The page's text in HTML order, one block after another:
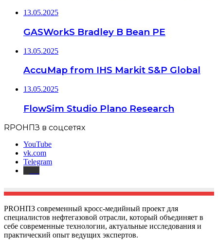
13.05.2025
GASWorkS Bradley B Bean PE
13.05.2025
AccuMap from IHS Markit S&P Global
13.05.2025
FlowSim Studio Plano Research
RPOНПЗ в соцсетях
YouTube
vk.com
Telegram
PROНПЗ современный кросс-медийный проект для
специалистов нефтегазовой отрасли, который объединяет в
себе современные технологии, актуальные исследования и
практический опыт ведущих экспертов.